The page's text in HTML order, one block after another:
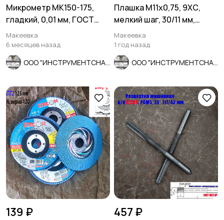
Микрометр МК150-175,
гладкий, 0,01 мм, ГОСТ
6507-90, СССР.
Макеевка
6 месяцев назад
Плашка М11х0,75, 9ХС,
мелкий шаг, 30/11 мм,
ГОСТ 7740-71, СССР
Макеевка
1 год назад
139 ₽ 457 ₽